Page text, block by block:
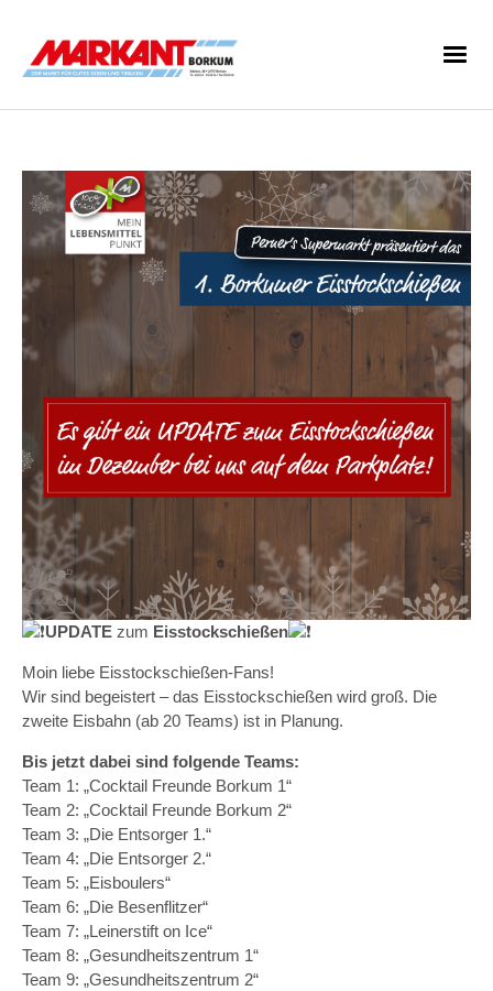
UPDATE zum Eisstockschießen
Moin liebe Eisstockschießen-Fans!
Wir sind begeistert – das Eisstockschießen wird groß. Die
zweite Eisbahn (ab 20 Teams) ist in Planung.
Bis jetzt dabei sind folgende Teams:
Team 1: „Cocktail Freunde Borkum 1“
Team 2: „Cocktail Freunde Borkum 2“
Team 3: „Die Entsorger 1.“
Team 4: „Die Entsorger 2.“
Team 5: „Eisboulers“
Team 6: „Die Besenflitzer“
Team 7: „Leinerstift on Ice“
Team 8: „Gesundheitszentrum 1“
Team 9: „Gesundheitszentrum 2“